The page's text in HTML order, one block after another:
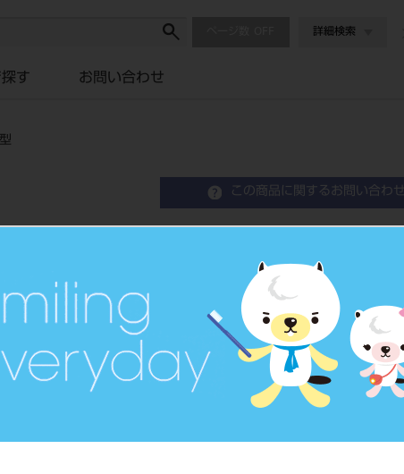
詳細検索
す お問い合わせ
この商品に関するお問い合わせ
NC ベラシア アンテリ
Resin Anterior Teeth
硬質レジン歯
品目コード
JAN/EANコード
価格の確
ネット会